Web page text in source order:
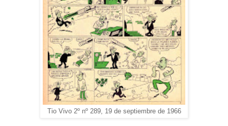
Tio Vivo 2º nº 289, 19 de septiembre de 1966